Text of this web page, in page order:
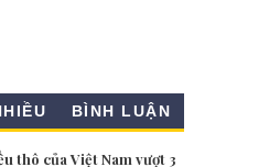
BÌNH LUẬN
thô của Việt Nam vượt 3